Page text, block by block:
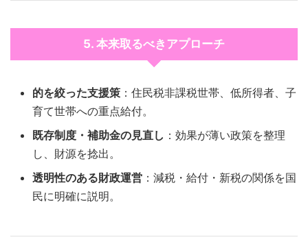
5. 本来取るべきアプローチ
的を絞った支援策 ：住民税非課税世帯、低所得者、子
育て世帯への重点給付。
既存制度・補助金の見直し ：効果が薄い政策を整理
し、財源を捻出。
透明性のある財政運営 ：減税・給付・新税の関係を国
民に明確に説明。